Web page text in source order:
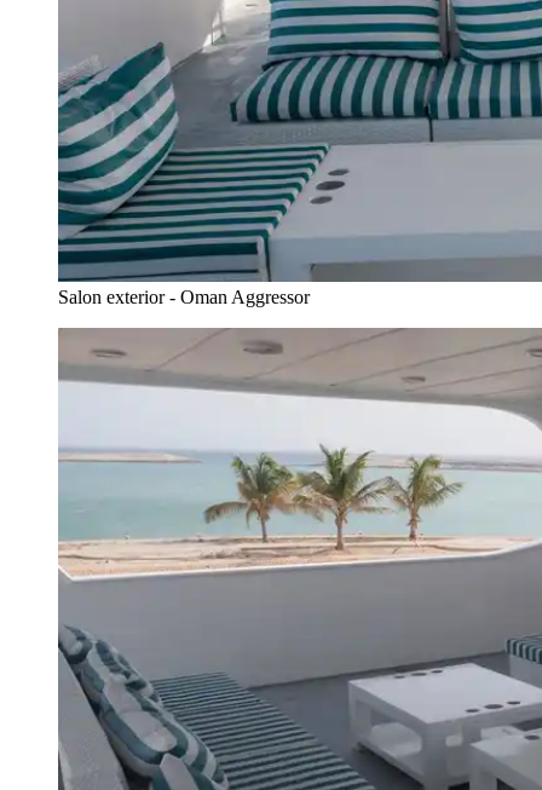
Salon exterior - Oman Aggressor